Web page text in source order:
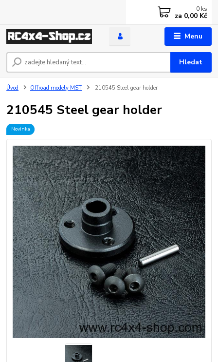
Menu
Hledat
0 ks
za 0,00 Kč
Úvod Offroad modely MST 210545 Steel gear holder
210545 Steel gear holder
Novinka